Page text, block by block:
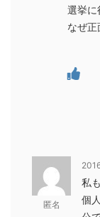
選挙に
なぜ
匿名
私
個